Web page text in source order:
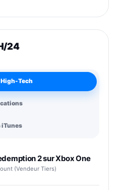
24
Tech
iTunes
2 sur Xbox One
(Vendeur Tiers)